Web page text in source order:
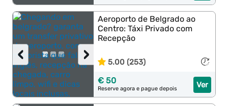
›
‹
Aeroporto de Belgrado ao
Centro: Táxi Privado com
Recepção
5.00 (253)
Ver
€ 50
Reserve agora e pague depois